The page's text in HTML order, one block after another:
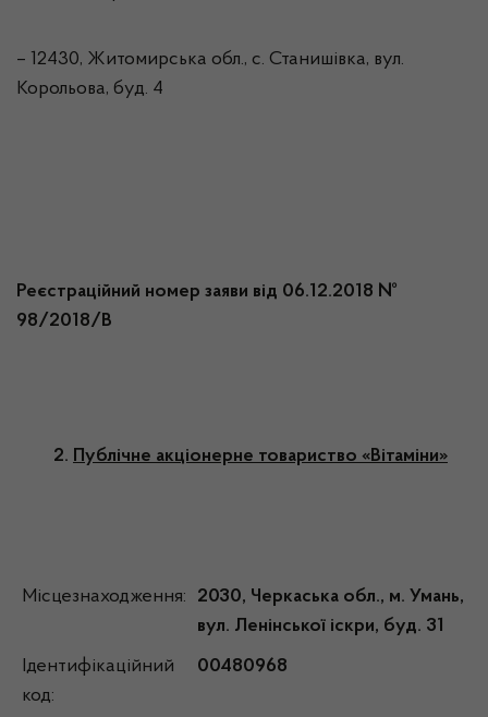
– 12430, Житомирська обл., с. Станишівка, вул.
Корольова, буд. 4
Реєстраційний номер заяви від 06.12.2018 №
98/2018/В
2. Публічне акціонерне товариство «Вітаміни»
Місцезнаходження:
2030, Черкаська обл., м. Умань,
вул. Ленінської іскри, буд. 31
Ідентифікаційний
код:
00480968